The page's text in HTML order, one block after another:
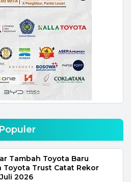
Populer
Tambah Toyota Baru
Toyota Trust Catat Rekor
2026